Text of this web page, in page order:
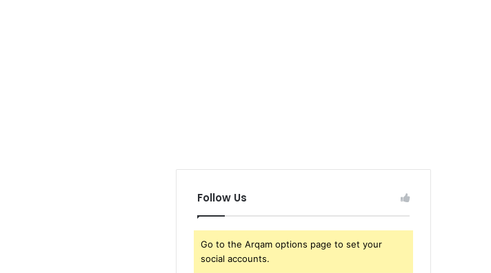
Follow Us
Go to the Arqam options page to set your
social accounts.